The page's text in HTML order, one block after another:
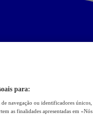
para:
navegação ou identificadores únicos,
as finalidades apresentadas em «Nós